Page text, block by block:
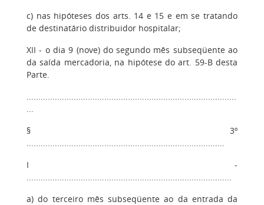
c) nas hipóteses dos arts. 14 e 15 e em se tratando
de destinatário distribuidor hospitalar;
XII - o dia 9 (nove) do segundo mês subseqüente ao
da saída mercadoria, na hipótese do art. 59-B desta
Parte.
.........................................................................................
...
§ 3º
....................................................................................
I -
.......................................................................................
a) do terceiro mês subseqüente ao da entrada da